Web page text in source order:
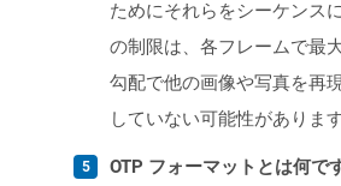
ためにそれらをシーケンス
の制限は、各フレームで最
勾配で他の画像や写真を再
していない可能性があります
OTP フォーマットとは何で